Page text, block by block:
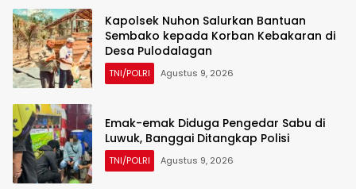
Kapolsek Nuhon Salurkan Bantuan
Sembako kepada Korban Kebakaran di
Desa Pulodalagan
TNI/POLRI Agustus 9, 2026
Emak-emak Diduga Pengedar Sabu di
Luwuk, Banggai Ditangkap Polisi
TNI/POLRI Agustus 9, 2026